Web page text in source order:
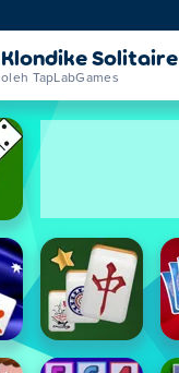
Klondike Solitaire
oleh TapLabGames